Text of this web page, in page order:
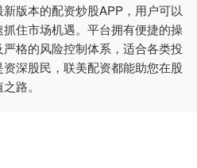
版本的配资炒股APP，用户可以
住市场机遇。平台拥有便捷的操
格的风险控制体系，适合各类投
深股民，联美配资都能助您在股
路。